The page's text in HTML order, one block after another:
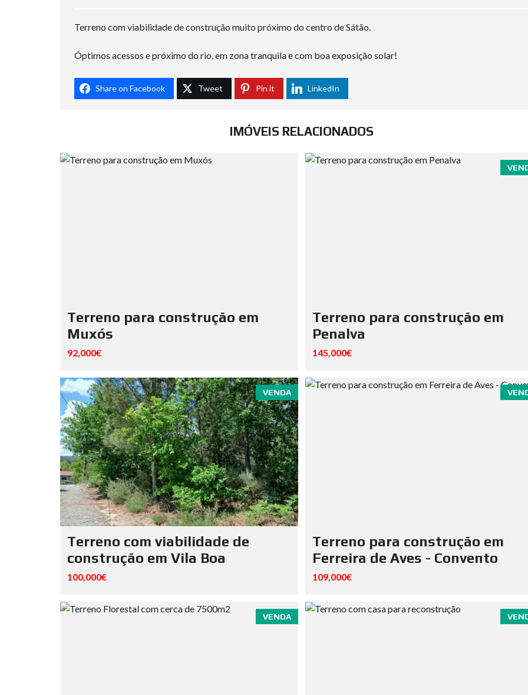
Terreno com viabilidade de construção muito próximo do centro de Sátão.
Óptimos acessos e próximo do rio, em zona tranquila e com boa exposição solar!
Share on Facebook Tweet Pin it LinkedIn
IMÓVEIS RELACIONADOS
Terreno para construção em
Muxós
92,000€
Terreno para construção em
Penalva
145,000€
VENDA
Terreno com viabilidade de
construção em Vila Boa
100,000€
Terreno para construção em
Ferreira de Aves - Convento
109,000€
VENDA